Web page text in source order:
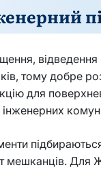
тому добре
для
Для